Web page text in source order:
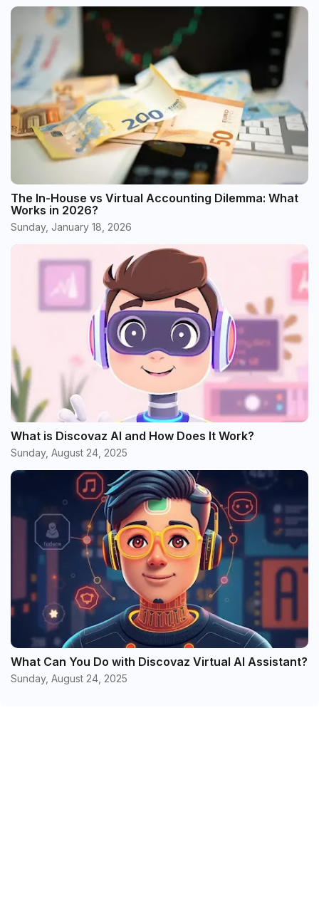
The In-House vs Virtual Accounting Dilemma: What
Works in 2026?
Sunday, January 18, 2026
What is Discovaz AI and How Does It Work?
Sunday, August 24, 2025
What Can You Do with Discovaz Virtual AI Assistant?
Sunday, August 24, 2025